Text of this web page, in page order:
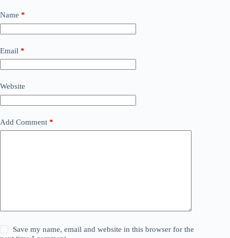
Name *
Email *
Website
Add Comment *
Save my name, email and website in this browser for the